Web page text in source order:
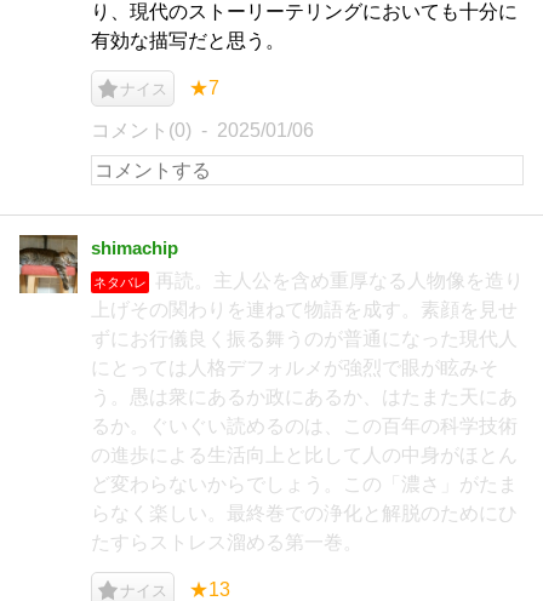
り、現代のストーリーテリングにおいても十分に
有効な描写だと思う。
ナイス ★7
コメント(0) 2025/01/06
shimachip
ネタバレ
再読。主人公を含め重厚なる人物像を造り
上げその関わりを連ねて物語を成す。素顔を見せ
ずにお行儀良く振る舞うのが普通になった現代人
にとっては人格デフォルメが強烈で眼が眩みそ
う。愚は衆にあるか政にあるか、はたまた天にあ
るか。ぐいぐい読めるのは、この百年の科学技術
の進歩による生活向上と比して人の中身がほとん
ど変わらないからでしょう。この「濃さ」がたま
らなく楽しい。最終巻での浄化と解脱のためにひ
たすらストレス溜める第一巻。
ナイス ★13